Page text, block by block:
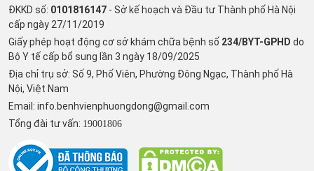
ĐKKD số: 0101816147 - Sở kế hoạch và Đầu tư Thành phố Hà Nội
cấp ngày 27/11/2019
Giấy phép hoạt động cơ sở khám chữa bệnh số 234/BYT-GPHD do
Bộ Y tế cấp bổ sung lần 3 ngày 18/09/2025
Địa chỉ trụ sở: Số 9, Phố Viên, Phường Đông Ngạc, Thành phố Hà
Nội, Việt Nam
Email: info.benhvienphuongdong@gmail.com
Tổng đài tư vấn: 19001806